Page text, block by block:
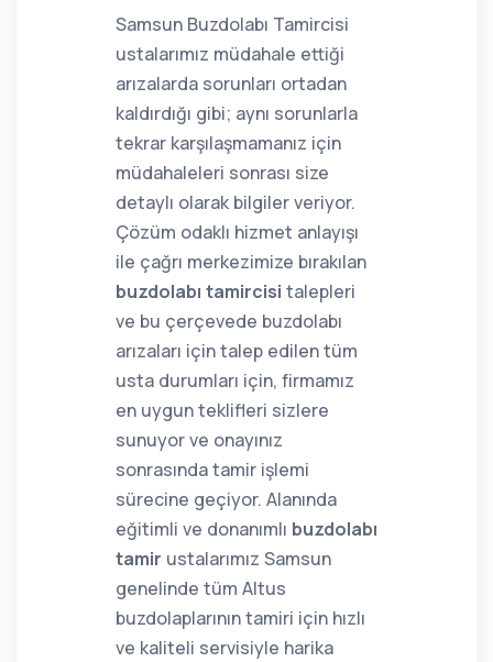
Samsun Buzdolabı Tamircisi
ustalarımız müdahale ettiği
arızalarda sorunları ortadan
kaldırdığı gibi; aynı sorunlarla
tekrar karşılaşmamanız için
müdahaleleri sonrası size
detaylı olarak bilgiler veriyor.
Çözüm odaklı hizmet anlayışı
ile çağrı merkezimize bırakılan
buzdolabı tamircisi talepleri
ve bu çerçevede buzdolabı
arızaları için talep edilen tüm
usta durumları için, firmamız
en uygun teklifleri sizlere
sunuyor ve onayınız
sonrasında tamir işlemi
sürecine geçiyor. Alanında
eğitimli ve donanımlı buzdolabı
tamir ustalarımız Samsun
genelinde tüm Altus
buzdolaplarının tamiri için hızlı
ve kaliteli servisiyle harika